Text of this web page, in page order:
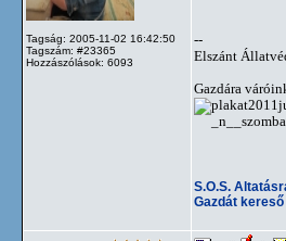
Tagság: 2005-11-02 16:42:50
Tagszám: #23365
Hozzászólások: 6093
--
Elszánt
Gazdára
S.O.S.
Gazdát